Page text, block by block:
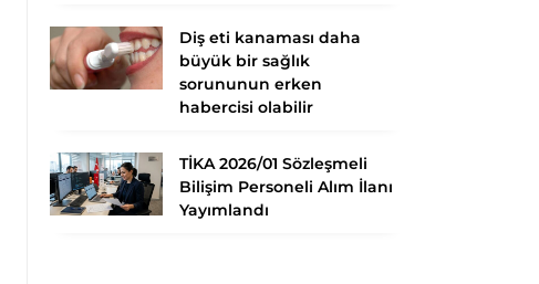
Diş eti kanaması daha
büyük bir sağlık
sorununun erken
habercisi olabilir
TİKA 2026/01 Sözleşmeli
Bilişim Personeli Alım İlanı
Yayımlandı